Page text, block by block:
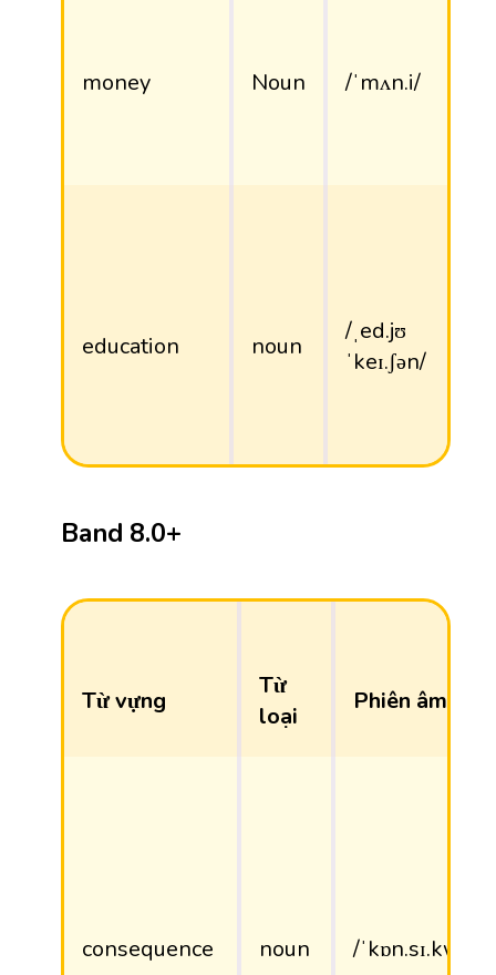
money Noun /ˈmʌn.i/
education noun
/ˌed.jʊ
ˈkeɪ.ʃən/
Band 8.0+
Từ vựng
Từ
loại
Phiên âm
consequence noun /